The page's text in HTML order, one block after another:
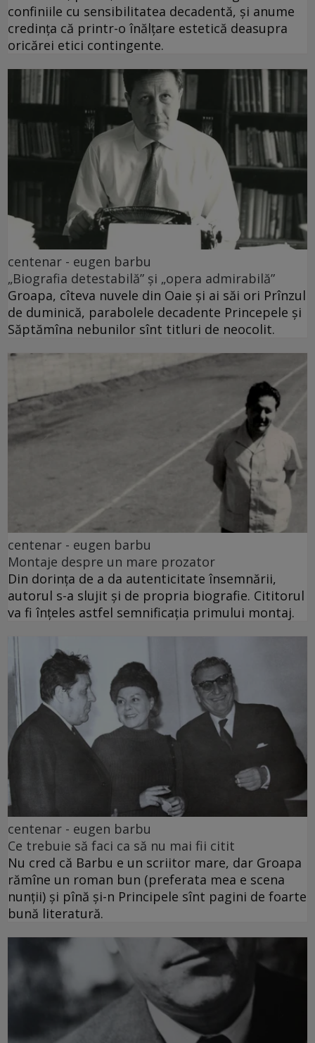
confiniile cu sensibilitatea decadentă, și anume
credința că printr-o înălțare estetică deasupra
oricărei etici contingente.
centenar - eugen barbu
„Biografia detestabilă” și „opera admirabilă”
Groapa, cîteva nuvele din Oaie și ai săi ori Prînzul
de duminică, parabolele decadente Princepele și
Săptămîna nebunilor sînt titluri de neocolit.
centenar - eugen barbu
Montaje despre un mare prozator
Din dorința de a da autenticitate însemnării,
autorul s-a slujit și de propria biografie. Cititorul
va fi înțeles astfel semnificația primului montaj.
centenar - eugen barbu
Ce trebuie să faci ca să nu mai fii citit
Nu cred că Barbu e un scriitor mare, dar Groapa
rămîne un roman bun (preferata mea e scena
nunții) și pînă și-n Principele sînt pagini de foarte
bună literatură.